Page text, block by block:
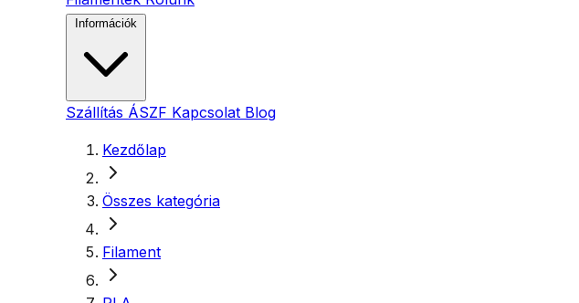
Szállítás ÁSZF Kapcsolat Blog
Kezdőlap
Összes kategória
Filament